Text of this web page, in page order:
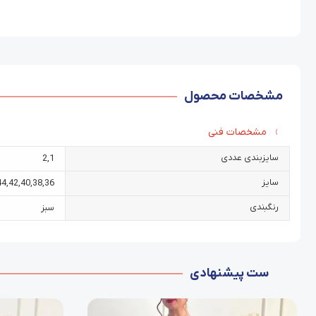
مشخصات محصول
مشخصات فنی
سایزبندی عددی 1
,
2
سایز 36
,
38
,
40
,
42
,
رنگبندی سبز
ست پیشنهادی